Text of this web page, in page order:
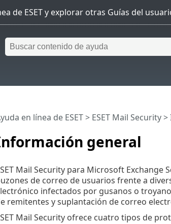
general
en línea de ESET> ESET Mail Security>
Mail Security para Microsoft
de correo de usuarios frente a
infectados por gusanos o
remitentes y suplantación de correo
Mail Security ofrece cuatro tipos de